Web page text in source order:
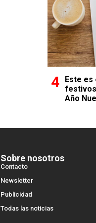
Este es
festivos
Año
Sobre nosotros
Contacto
Newsletter
Publicidad
Todas las noticias